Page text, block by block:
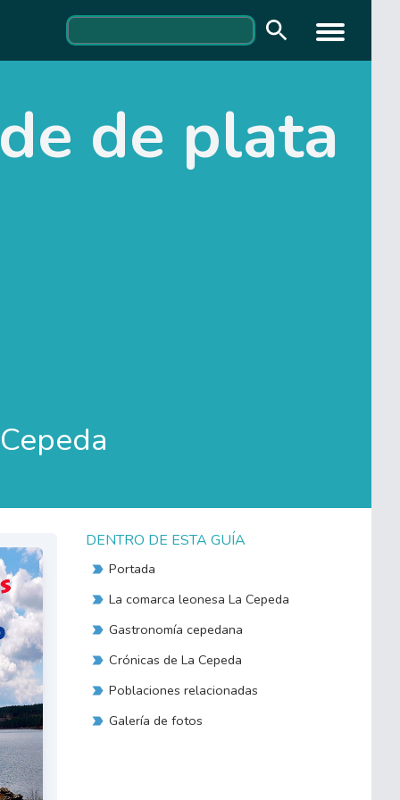
de plata
DENTRO DE ESTA GUÍA
Portada
La comarca leonesa La Cepeda
Gastronomía cepedana
Crónicas de La Cepeda
Poblaciones relacionadas
Galería de fotos